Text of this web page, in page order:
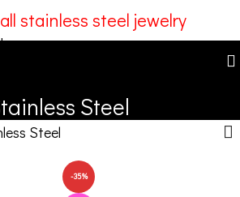
stainless steel jewelry
Steel
Steel
-35%